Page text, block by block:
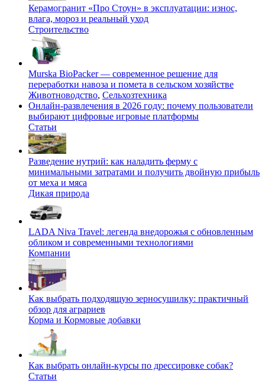
Керамогранит «Про Стоун» в эксплуатации: износ,
влага, мороз и реальный уход
Строительство
Murska BioPacker — современное решение для
переработки навоза и помета в сельском хозяйстве
Животноводство, Сельхозтехника
Онлайн-развлечения в 2026 году: почему пользователи
выбирают цифровые игровые платформы
Статьи
Разведение нутрий: как наладить ферму с
минимальными затратами и получить двойную прибыль
от меха и мяса
Дикая природа
LADA Niva Travel: легенда внедорожья с обновленным
обликом и современными технологиями
Компании
Как выбрать подходящую зерносушилку: практичный
обзор для аграриев
Корма и Кормовые добавки
Как выбрать онлайн-курсы по дрессировке собак?
Статьи